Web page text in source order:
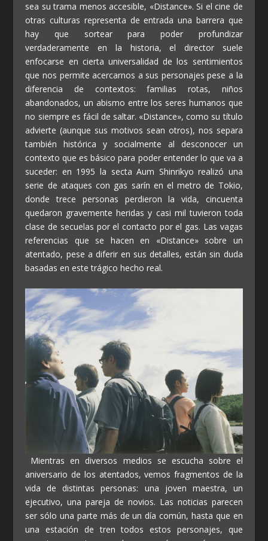
sea su trama menos accesible, «Distance». Si el cine de
otras culturas representa de entrada una barrera que
hay que sortear para poder profundizar
verdaderamente en la historia, el director suele
enfocarse en cierta universalidad de los sentimientos
que nos permite acercarnos a sus personajes pese a la
diferencia de contextos: familias rotas, niños
abandonados, un abismo entre los seres humanos que
no siempre es fácil de saltar. «Distance», como su título
advierte (aunque sus motivos sean otros), nos separa
también histórica y socialmente al desconocer un
contexto que es básico para poder entender lo que va a
suceder: en 1995 la secta Aum Shinrikyo realizó una
serie de ataques con gas sarín en el metro de Tokio,
donde trece personas perdieron la vida, cincuenta
quedaron gravemente heridas y casi mil tuvieron toda
clase de secuelas por el contacto por el gas. Las vagas
referencias que se hacen en «Distance» sobre un
atentado, pese a diferir en sus detalles, están sin duda
basadas en este trágico hecho real.
Mientras en diversos medios se escucha sobre el
aniversario de los atentados, vemos fragmentos de la
vida de distintas personas: una joven maestra, un
ejecutivo, una pareja de novios. Las noticias parecen
ser sólo una parte más de un día común, hasta que en
una estación de tren todos estos personajes, que